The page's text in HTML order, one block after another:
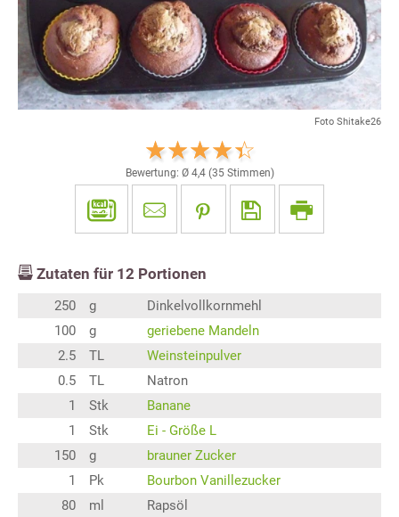
Foto Shitake26
Bewertung: Ø 4,4(35Stimmen)
Zutaten für 12 Portionen
250 g
Dinkelvollkornmehl
100
g
geriebene Mandeln
2.5
TL
Weinsteinpulver
0.5
TL
Natron
1
Stk
Banane
1
Stk
Ei - Größe L
150
g
brauner Zucker
1
Pk
Bourbon Vanillezucker
80
ml
Rapsöl